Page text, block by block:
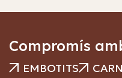
Compromís
EMBOTITS